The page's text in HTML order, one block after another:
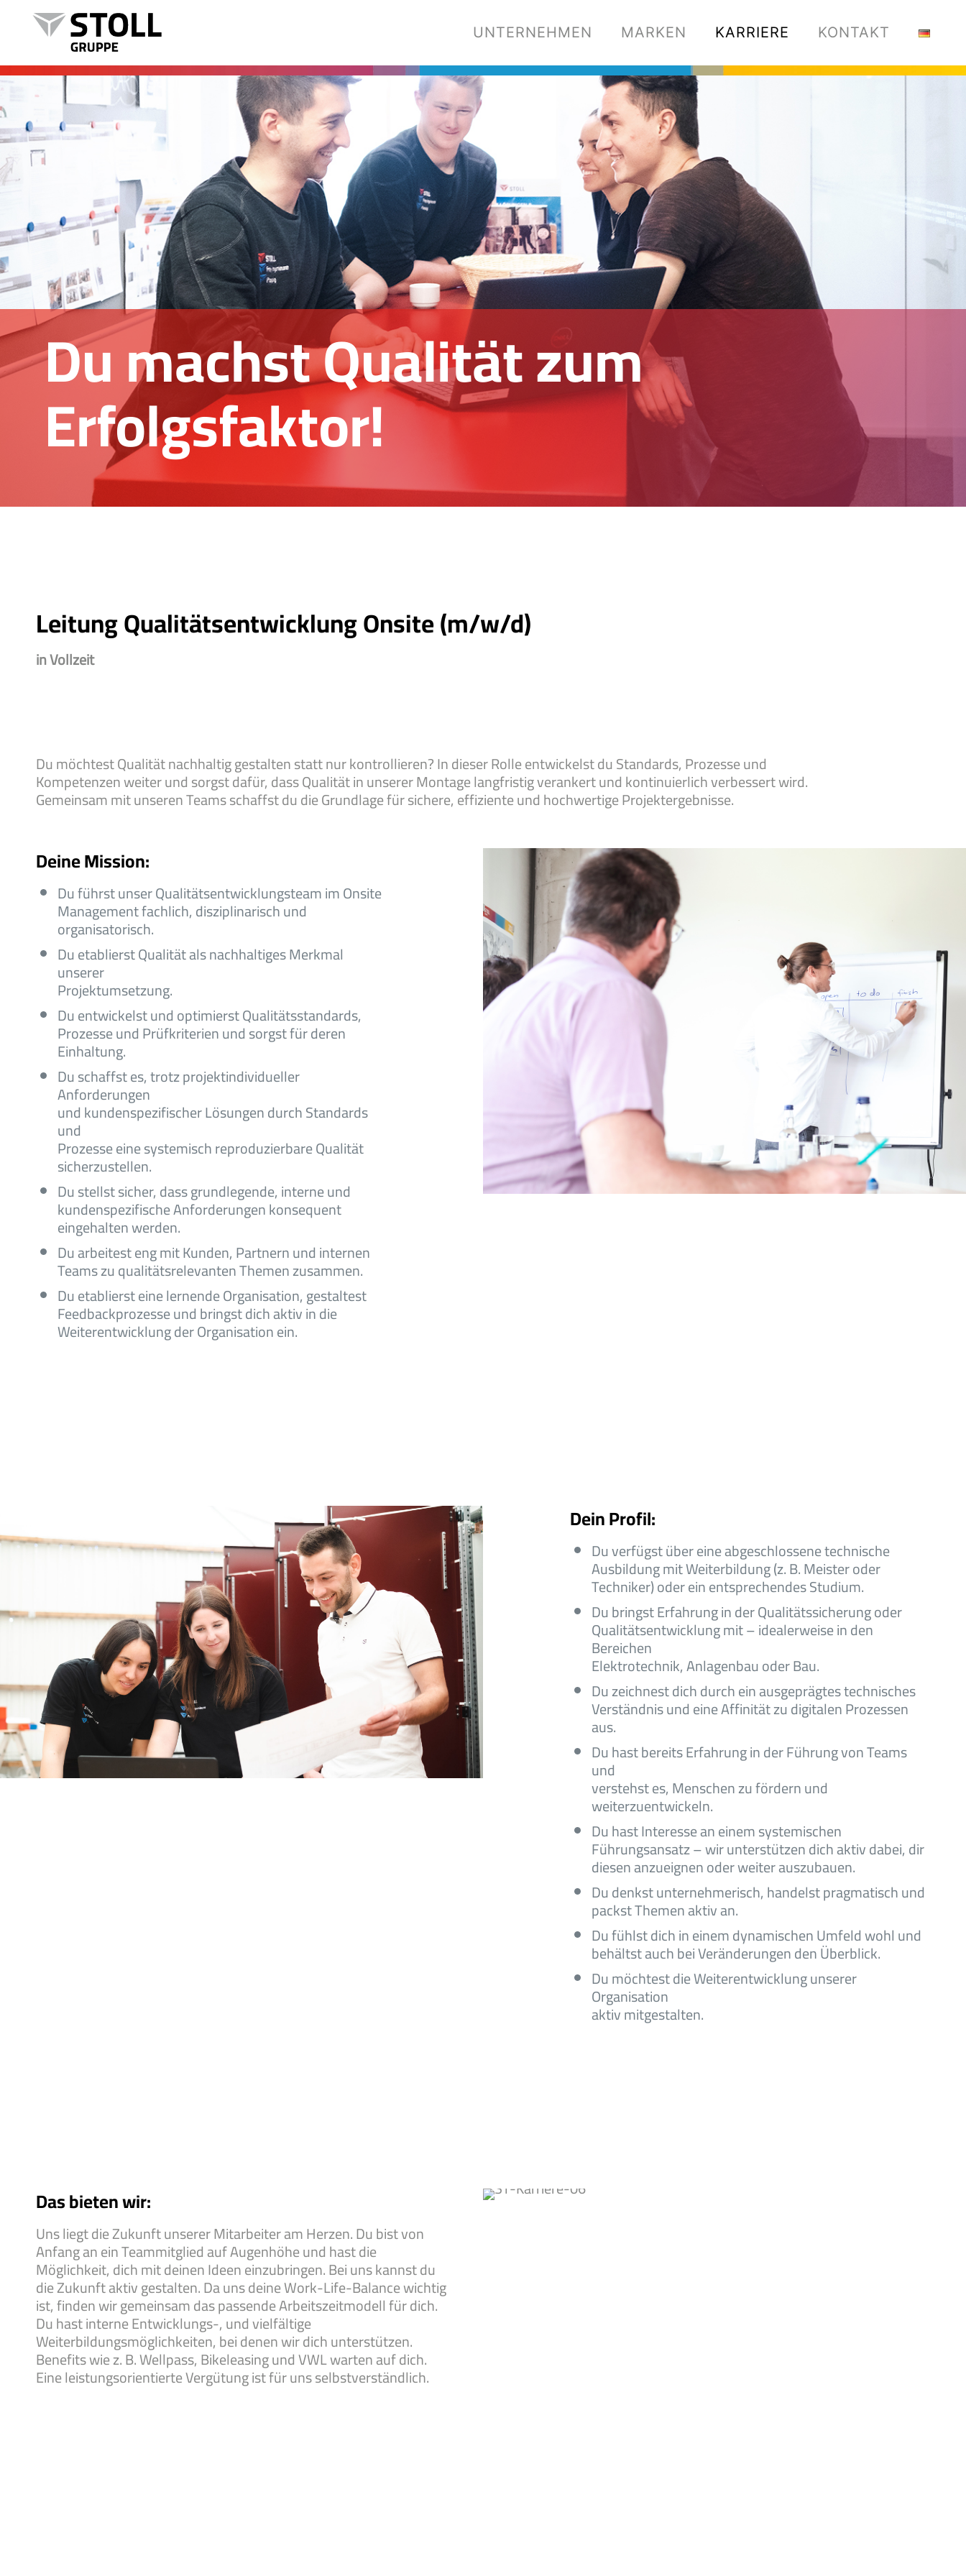
UNTERNEHMEN MARKEN KARRIERE KONTAKT
Du machst Qualität zum
Erfolgsfaktor!
Leitung Qualitätsentwicklung Onsite (m/w/d)
in Vollzeit
Du möchtest Qualität nachhaltig gestalten statt nur kontrollieren? In dieser Rolle entwickelst du Standards, Prozesse und
Kompetenzen weiter und sorgst dafür, dass Qualität in unserer Montage langfristig verankert und kontinuierlich verbessert wird.
Gemeinsam mit unseren Teams schaffst du die Grundlage für sichere, effiziente und hochwertige Projektergebnisse.
Deine Mission:
Du führst unser Qualitätsentwicklungsteam im Onsite
Management fachlich, disziplinarisch und
organisatorisch.
Du etablierst Qualität als nachhaltiges Merkmal
unserer
Projektumsetzung.
Du entwickelst und optimierst Qualitätsstandards,
Prozesse und Prüfkriterien und sorgst für deren
Einhaltung.
Du schaffst es, trotz projektindividueller
Anforderungen
und kundenspezifischer Lösungen durch Standards
und
Prozesse eine systemisch reproduzierbare Qualität
sicherzustellen.
Du stellst sicher, dass grundlegende, interne und
kundenspezifische Anforderungen konsequent
eingehalten werden.
Du arbeitest eng mit Kunden, Partnern und internen
Teams zu qualitätsrelevanten Themen zusammen.
Du etablierst eine lernende Organisation, gestaltest
Feedbackprozesse und bringst dich aktiv in die
Weiterentwicklung der Organisation ein.
Dein Profil:
Du verfügst über eine abgeschlossene technische
Ausbildung mit Weiterbildung (z. B. Meister oder
Techniker) oder ein entsprechendes Studium.
Du bringst Erfahrung in der Qualitätssicherung oder
Qualitätsentwicklung mit – idealerweise in den
Bereichen
Elektrotechnik, Anlagenbau oder Bau.
Du zeichnest dich durch ein ausgeprägtes technisches
Verständnis und eine Affinität zu digitalen Prozessen
aus.
Du hast bereits Erfahrung in der Führung von Teams
und
verstehst es, Menschen zu fördern und
weiterzuentwickeln.
Du hast Interesse an einem systemischen
Führungsansatz – wir unterstützen dich aktiv dabei, dir
diesen anzueignen oder weiter auszubauen.
Du denkst unternehmerisch, handelst pragmatisch und
packst Themen aktiv an.
Du fühlst dich in einem dynamischen Umfeld wohl und
behältst auch bei Veränderungen den Überblick.
Du möchtest die Weiterentwicklung unserer
Organisation
aktiv mitgestalten.
Das bieten wir:
Uns liegt die Zukunft unserer Mitarbeiter am Herzen. Du bist von
Anfang an ein Teammitglied auf Augenhöhe und hast die
Möglichkeit, dich mit deinen Ideen einzubringen. Bei uns kannst du
die Zukunft aktiv gestalten. Da uns deine Work-Life-Balance wichtig
ist, finden wir gemeinsam das passende Arbeitszeitmodell für dich.
Du hast interne Entwicklungs-, und vielfältige
Weiterbildungsmöglichkeiten, bei denen wir dich unterstützen.
Benefits wie z. B. Wellpass, Bikeleasing und VWL warten auf dich.
Eine leistungsorientierte Vergütung ist für uns selbstverständlich.